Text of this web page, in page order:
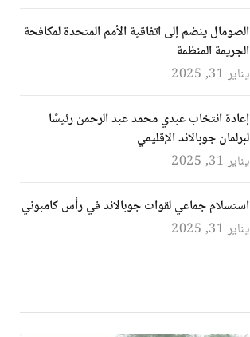
الصومال ينضم إلى اتفاقية الأمم المتحدة لمكافحة
الجريمة المنظمة
يناير 31, 2025
إعادة انتخاب عبدي محمد عبد الرحمن رئيسًا
لبرلمان جوبالاند الإقليمي
يناير 31, 2025
استسلام جماعي لقوات جوبالاند في رأس كامبوني
يناير 31, 2025